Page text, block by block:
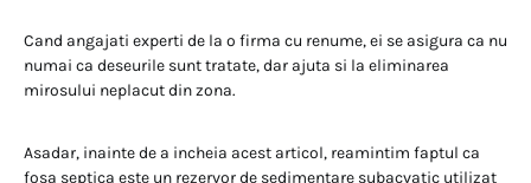
Cand angajati experti de la o firma cu renume, ei se asigura ca nu
numai ca deseurile sunt tratate, dar ajuta si la eliminarea
mirosului neplacut din zona.
Asadar, inainte de a incheia acest articol, reamintim faptul ca
fosa septica este un rezervor de sedimentare subacvatic utilizat